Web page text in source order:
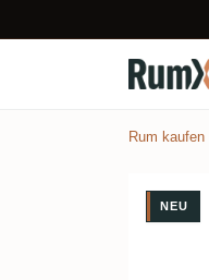
Rum kaufen
NEU